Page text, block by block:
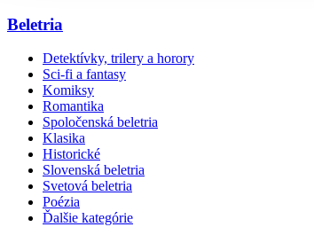
Beletria
Detektívky, trilery a horory
Sci-fi a fantasy
Komiksy
Romantika
Spoločenská beletria
Klasika
Historické
Slovenská beletria
Svetová beletria
Poézia
Ďalšie kategórie